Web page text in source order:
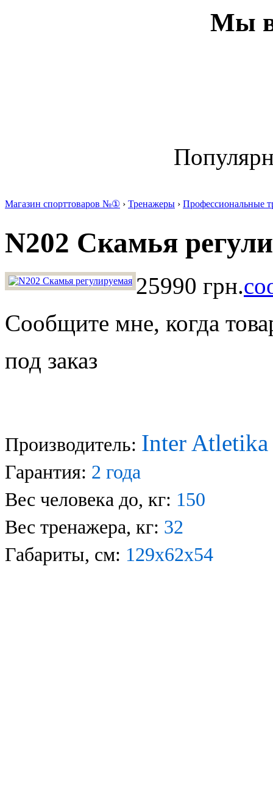
Мы в
Магазин спорттоваров №① › Тренажеры › Профессиональные
N202 Скамья
25990 грн.
Сообщите мне, когда
под заказ
Производитель: Inter
Гарантия: 2 года
Вес человека до, кг: 150
Вес тренажера, кг: 32
Габариты, см: 129х62х54